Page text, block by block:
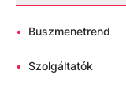
• Buszmenetrend
• Szolgáltatók